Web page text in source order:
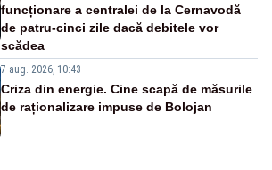
funcționare a centralei de la Cernavodă
de patru-cinci zile dacă debitele vor
scădea
7 aug. 2026, 10:43
Criza din energie. Cine scapă de măsurile
de raționalizare impuse de Bolojan